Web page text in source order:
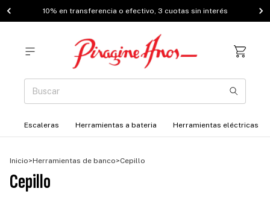
10% en transferencia o efectivo, 3 cuotas sin interés
Escaleras Herramientas a bateria Herramientas eléctricas
Inicio>Herramientas de banco>Cepillo
Cepillo